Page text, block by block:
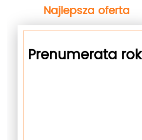
Najlepsza oferta
Prenumerata rok